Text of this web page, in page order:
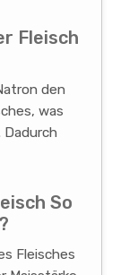
Fleisch
den
was
So
Fleisches